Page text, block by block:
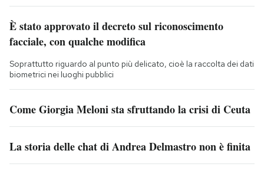
È stato approvato il decreto sul riconoscimento
facciale, con qualche modifica
Soprattutto riguardo al punto più delicato, cioè la raccolta dei dati
biometrici nei luoghi pubblici
Come Giorgia Meloni sta sfruttando la crisi di Ceuta
La storia delle chat di Andrea Delmastro non è finita